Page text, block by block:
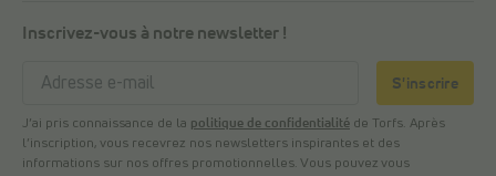
Inscrivez-vous à notre newsletter !
S'inscrire
J’ai pris connaissance de la politique de confidentialité de Torfs. Après
l’inscription, vous recevrez nos newsletters inspirantes et des
informations sur nos offres promotionnelles. Vous pouvez vous